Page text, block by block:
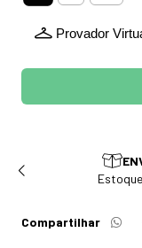
Provador
Compartilhar